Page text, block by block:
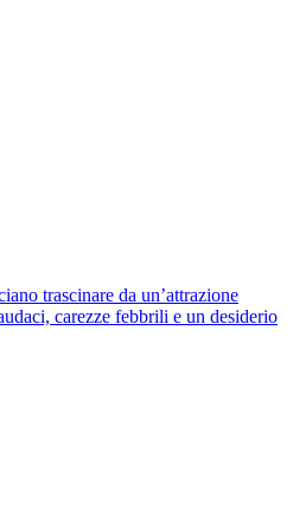
trascinare da un’attrazione
carezze febbrili e un desiderio